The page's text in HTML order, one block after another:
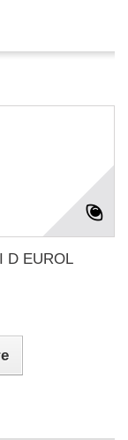
D EUROL